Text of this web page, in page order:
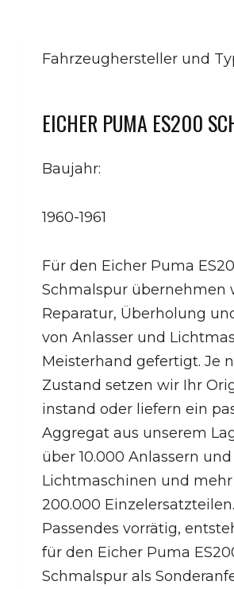
Fahrzeughersteller und
EICHER PUMA ES200
Baujahr:
1960-1961
Für den Eicher Puma
Schmalspur übernehmen
Reparatur, Überholung
von Anlasser und
Meisterhand gefertigt. Je
Zustand setzen wir Ihr
instand oder liefern ein
Aggregat aus unserem
über 10.000 Anlassern und
Lichtmaschinen und mehr
200.000
Passendes vorrätig,
für den Eicher Puma
Schmalspur als